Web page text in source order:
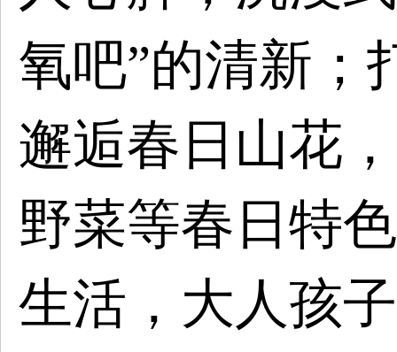
氧吧”的清新；
邂逅春日山花
野菜等春日特
生活，大人孩